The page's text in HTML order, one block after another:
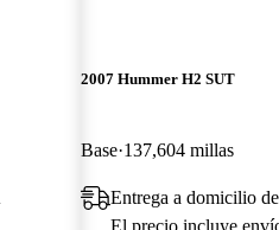
2007 Hummer H2 SUT
Base 137,604 millas
Entrega a domicilio
El precio incluye